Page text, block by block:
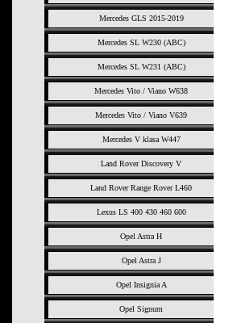
Mercedes GLS 2015-2019
Mercedes SL W230 (ABC)
Mercedes SL W231 (ABC)
Mercedes Vito / Viano W638
Mercedes Vito / Viano V639
Mercedes V klasa W447
Land Rover Discovery V
Land Rover Range Rover L460
Lexus LS 400 430 460 600
Opel Astra H
Opel Astra J
Opel Insignia A
Opel Signum